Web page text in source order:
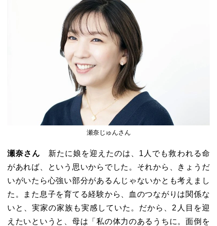
瀬奈じゅんさん
瀬奈さん 新たに娘を迎えたのは、1人でも救われる命
があれば、という思いからでした。それから、きょうだ
いがいたら心強い部分があるんじゃないかとも考えまし
た。また息子を育てる経験から、血のつながりは関係な
いと、実家の家族も実感していた。だから、2人目を迎
えたいというと、母は 「私の体力のあるうちに。面倒を